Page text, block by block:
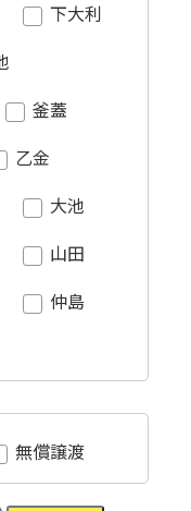
下大利
釜蓋
乙金
大池
山田
仲島
無償譲渡